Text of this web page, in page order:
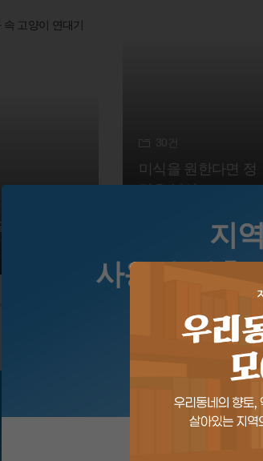
속 고양이
30
미식을 원한다면 정
답은 부산
지
사용자 맞춤